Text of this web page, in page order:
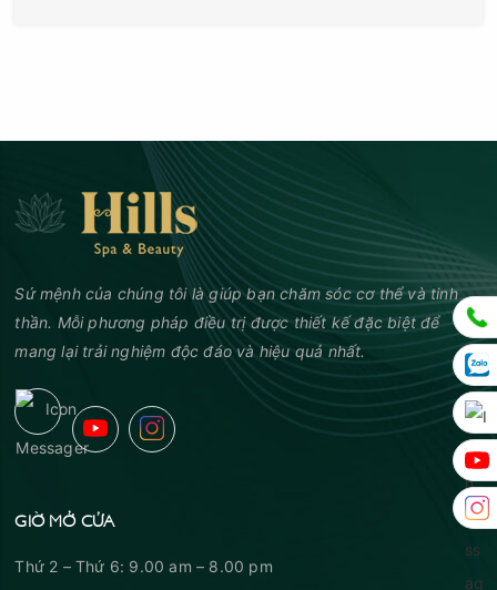
Sứ mệnh của chúng tôi là giúp bạn chăm sóc cơ thể và tinh
thần. Mỗi phương pháp điều trị được thiết kế đặc biệt để
mang lại trải nghiệm độc đáo và hiệu quả nhất.
GIỜ MỞ CỬA
Thứ 2 – Thứ 6: 9.00 am – 8.00 pm